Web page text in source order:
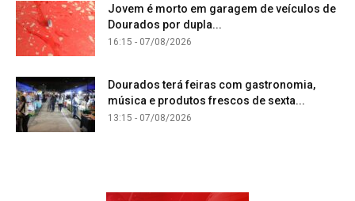
Jovem é morto em garagem de veículos de
Dourados por dupla...
16:15 - 07/08/2026
Dourados terá feiras com gastronomia,
música e produtos frescos de sexta...
13:15 - 07/08/2026